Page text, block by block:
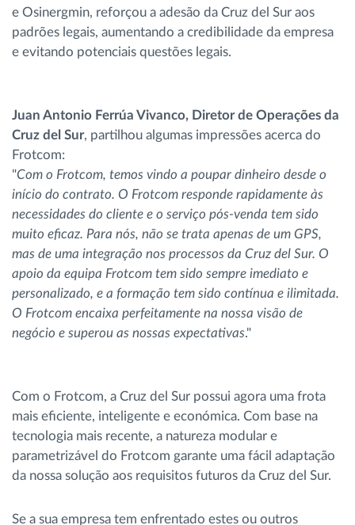
e Osinergmin, reforçou a adesão da Cruz del Sur aos
padrões legais, aumentando a credibilidade da empresa
e evitando potenciais questões legais.
Juan Antonio Ferrúa Vivanco, Diretor de Operações da
Cruz del Sur, partilhou algumas impressões acerca do
Frotcom:
"Com o Frotcom, temos vindo a poupar dinheiro desde o
início do contrato. O Frotcom responde rapidamente às
necessidades do cliente e o serviço pós-venda tem sido
muito eficaz. Para nós, não se trata apenas de um GPS,
mas de uma integração nos processos da Cruz del Sur. O
apoio da equipa Frotcom tem sido sempre imediato e
personalizado, e a formação tem sido contínua e ilimitada.
O Frotcom encaixa perfeitamente na nossa visão de
negócio e superou as nossas expectativas."
Com o Frotcom, a Cruz del Sur possui agora uma frota
mais eficiente, inteligente e económica. Com base na
tecnologia mais recente, a natureza modular e
parametrizável do Frotcom garante uma fácil adaptação
da nossa solução aos requisitos futuros da Cruz del Sur.
Se a sua empresa tem enfrentado estes ou outros